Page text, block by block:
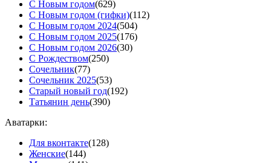
С Новым годом(629)
С Новым годом (гифки)(112)
С Новым годом 2024(504)
С Новым годом 2025(176)
С Новым годом 2026(30)
С Рождеством(250)
Сочельник(77)
Сочельник 2025(53)
Старый новый год(192)
Татьянин день(390)
Аватарки:
Для вконтакте(128)
Женские(144)